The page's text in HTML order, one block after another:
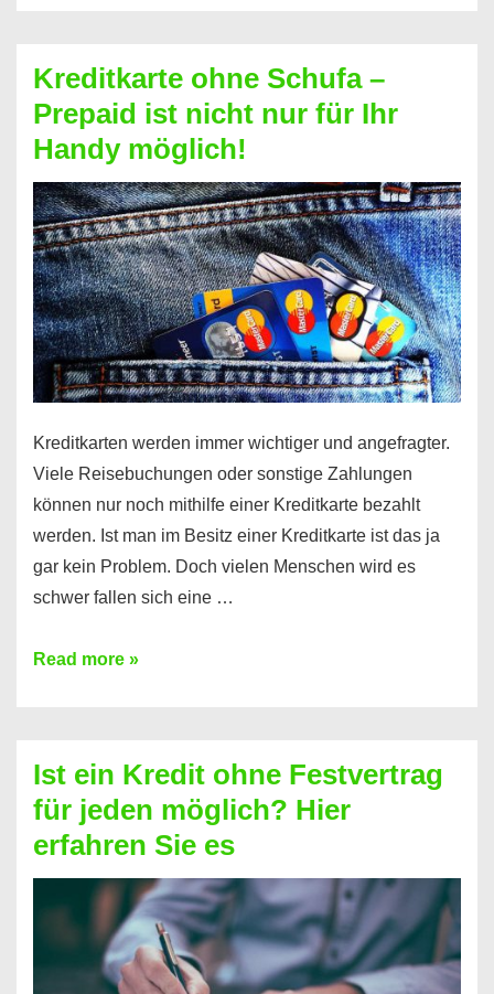
Neueröffnung
trotz
Schufaeintrag
möglich
Kreditkarte ohne Schufa –
Prepaid ist nicht nur für Ihr
Handy möglich!
Kreditkarten werden immer wichtiger und angefragter.
Viele Reisebuchungen oder sonstige Zahlungen
können nur noch mithilfe einer Kreditkarte bezahlt
werden. Ist man im Besitz einer Kreditkarte ist das ja
gar kein Problem. Doch vielen Menschen wird es
schwer fallen sich eine …
Kreditkarte
Prepaid
ist
nicht
nur
für
Handy
Read more »
Ist ein Kredit ohne Festvertrag
für jeden möglich? Hier
erfahren Sie es